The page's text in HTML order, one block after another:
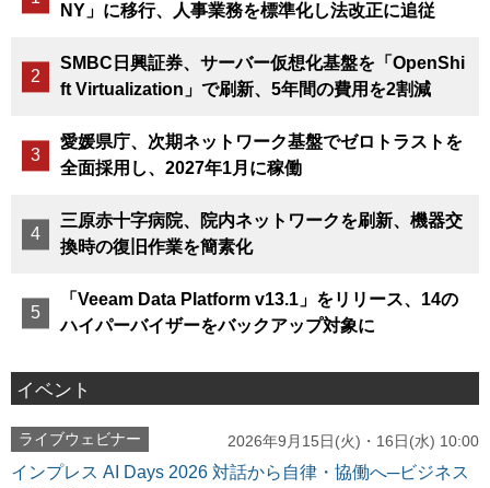
NY」に移行、人事業務を標準化し法改正に追従
SMBC日興証券、サーバー仮想化基盤を「OpenShi
ft Virtualization」で刷新、5年間の費用を2割減
愛媛県庁、次期ネットワーク基盤でゼロトラストを
全面採用し、2027年1月に稼働
三原赤十字病院、院内ネットワークを刷新、機器交
換時の復旧作業を簡素化
「Veeam Data Platform v13.1」をリリース、14の
ハイパーバイザーをバックアップ対象に
イベント
ライブウェビナー 2026年9月15日(火)・16日(水) 10:00
インプレス AI Days 2026 対話から自律・協働へ─ビジネス